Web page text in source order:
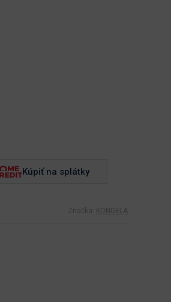
Kúpiť na splátky
Značka: KONDELA